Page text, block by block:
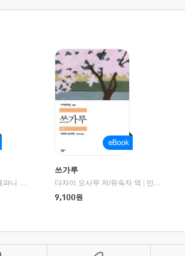
제이미 러시,톰 올릭,스테파니 플랜더스 편저/임경은 역/박정호 감수 |
교보문고
쓰가루
다자이 오사무 저/유숙자 역
민음사
9,100원